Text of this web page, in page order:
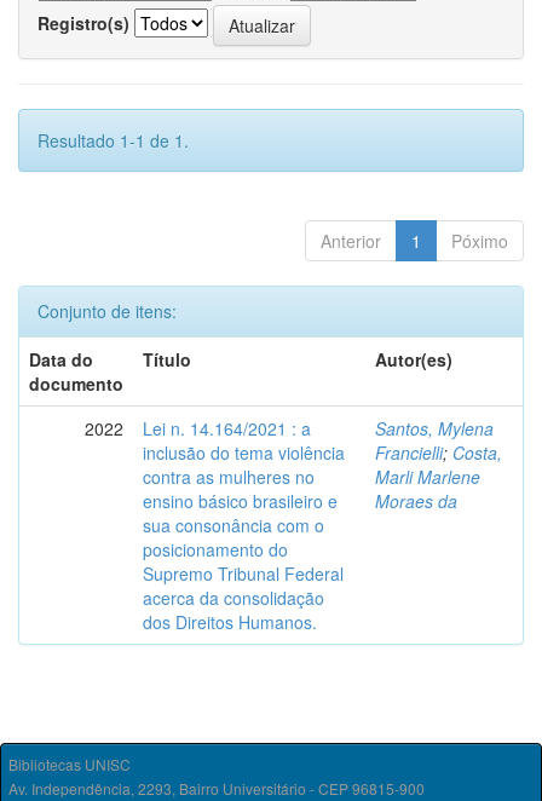
Registro(s)
Resultado 1-1 de 1.
Anterior 1 Póximo
Conjunto de itens:
Data do
documento
Título Autor(es)
2022
Lei n. 14.164/2021 : a
inclusão do tema violência
contra as mulheres no
ensino básico brasileiro e
sua consonância com o
posicionamento do
Supremo Tribunal Federal
acerca da consolidação
dos Direitos Humanos.
Santos, Mylena
Francielli; Costa,
Marli Marlene
Moraes da
Bibliotecas UNISC
Av. Independência, 2293, Bairro Universitário - CEP 96815-900